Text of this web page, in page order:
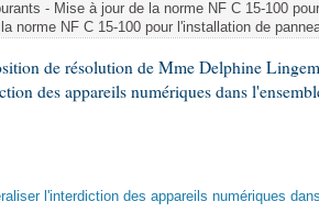
- Mise à jour de la norme NF C 15-100
norme NF C 15-100 pour l'installation de
de résolution de Mme Delphine
des appareils numériques dans
l'interdiction des appareils numériques